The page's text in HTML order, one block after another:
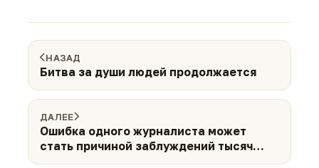
НАЗАД
Битва за души людей продолжается
ДАЛЕЕ
Ошибка одного журналиста может
стать причиной заблуждений тысяч
людей